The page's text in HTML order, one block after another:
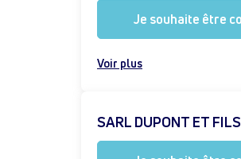
Je souhaite être
Voir plus
SARL DUPONT ET FILS